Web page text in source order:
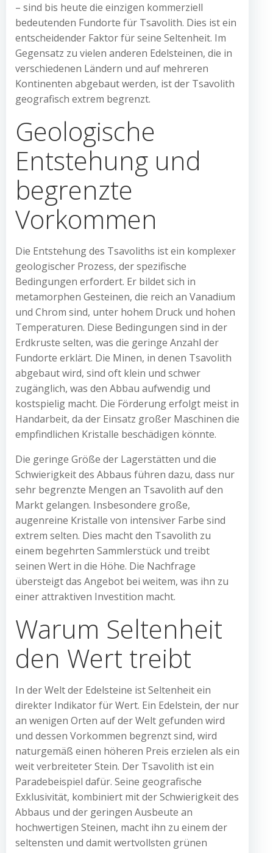
– sind bis heute die einzigen kommerziell
bedeutenden Fundorte für Tsavolith. Dies ist ein
entscheidender Faktor für seine Seltenheit. Im
Gegensatz zu vielen anderen Edelsteinen, die in
verschiedenen Ländern und auf mehreren
Kontinenten abgebaut werden, ist der Tsavolith
geografisch extrem begrenzt.
Geologische
Entstehung und
begrenzte
Vorkommen
Die Entstehung des Tsavoliths ist ein komplexer
geologischer Prozess, der spezifische
Bedingungen erfordert. Er bildet sich in
metamorphen Gesteinen, die reich an Vanadium
und Chrom sind, unter hohem Druck und hohen
Temperaturen. Diese Bedingungen sind in der
Erdkruste selten, was die geringe Anzahl der
Fundorte erklärt. Die Minen, in denen Tsavolith
abgebaut wird, sind oft klein und schwer
zugänglich, was den Abbau aufwendig und
kostspielig macht. Die Förderung erfolgt meist in
Handarbeit, da der Einsatz großer Maschinen die
empfindlichen Kristalle beschädigen könnte.
Die geringe Größe der Lagerstätten und die
Schwierigkeit des Abbaus führen dazu, dass nur
sehr begrenzte Mengen an Tsavolith auf den
Markt gelangen. Insbesondere große,
augenreine Kristalle von intensiver Farbe sind
extrem selten. Dies macht den Tsavolith zu
einem begehrten Sammlerstück und treibt
seinen Wert in die Höhe. Die Nachfrage
übersteigt das Angebot bei weitem, was ihn zu
einer attraktiven Investition macht.
Warum Seltenheit
den Wert treibt
In der Welt der Edelsteine ist Seltenheit ein
direkter Indikator für Wert. Ein Edelstein, der nur
an wenigen Orten auf der Welt gefunden wird
und dessen Vorkommen begrenzt sind, wird
naturgemäß einen höheren Preis erzielen als ein
weit verbreiteter Stein. Der Tsavolith ist ein
Paradebeispiel dafür. Seine geografische
Exklusivität, kombiniert mit der Schwierigkeit des
Abbaus und der geringen Ausbeute an
hochwertigen Steinen, macht ihn zu einem der
seltensten und damit wertvollsten grünen